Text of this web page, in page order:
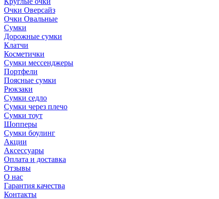
Очки Оверсайз
Очки Овальные
Сумки
Дорожные сумки
Клатчи
Косметички
Сумки мессенджеры
Портфели
Поясные сумки
Рюкзаки
Сумки седло
Сумки через плечо
Сумки тоут
Шопперы
Сумки боулинг
Акции
Аксессуары
Оплата и доставка
Отзывы
О нас
Гарантия качества
Контакты